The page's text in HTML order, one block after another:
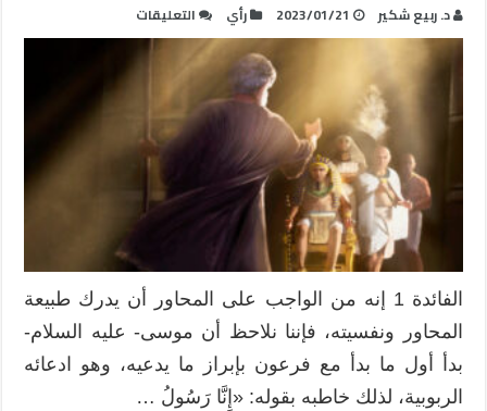
د. ربيع شكير 2023/01/21 رأي التعليقات
موسى
عليه
السلام
وفرعون
:
منهجية
حوار
المخالف
الفائدة 1 إنه من الواجب على المحاور أن يدرك طبيعة
المحاور ونفسيته، فإننا نلاحظ أن موسى- عليه السلام-
بدأ أول ما بدأ مع فرعون بإبراز ما يدعيه، وهو ادعائه
الربوبية، لذلك خاطبه بقوله: «إِنَّا رَسُولُ …